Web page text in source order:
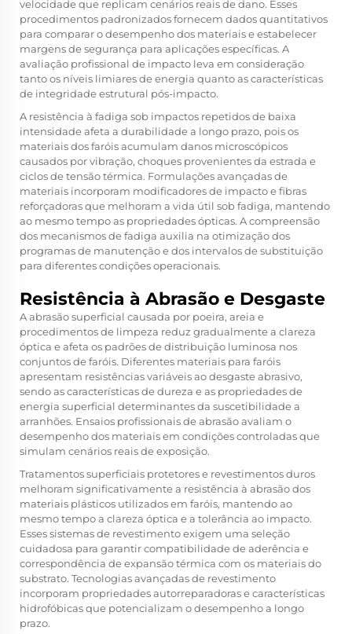
velocidade que replicam cenários reais de dano. Esses
procedimentos padronizados fornecem dados quantitativos
para comparar o desempenho dos materiais e estabelecer
margens de segurança para aplicações específicas. A
avaliação profissional de impacto leva em consideração
tanto os níveis limiares de energia quanto as características
de integridade estrutural pós-impacto.
A resistência à fadiga sob impactos repetidos de baixa
intensidade afeta a durabilidade a longo prazo, pois os
materiais dos faróis acumulam danos microscópicos
causados por vibração, choques provenientes da estrada e
ciclos de tensão térmica. Formulações avançadas de
materiais incorporam modificadores de impacto e fibras
reforçadoras que melhoram a vida útil sob fadiga, mantendo
ao mesmo tempo as propriedades ópticas. A compreensão
dos mecanismos de fadiga auxilia na otimização dos
programas de manutenção e dos intervalos de substituição
para diferentes condições operacionais.
Resistência à Abrasão e Desgaste
A abrasão superficial causada por poeira, areia e
procedimentos de limpeza reduz gradualmente a clareza
óptica e afeta os padrões de distribuição luminosa nos
conjuntos de faróis. Diferentes materiais para faróis
apresentam resistências variáveis ao desgaste abrasivo,
sendo as características de dureza e as propriedades de
energia superficial determinantes da suscetibilidade a
arranhões. Ensaios profissionais de abrasão avaliam o
desempenho dos materiais em condições controladas que
simulam cenários reais de exposição.
Tratamentos superficiais protetores e revestimentos duros
melhoram significativamente a resistência à abrasão dos
materiais plásticos utilizados em faróis, mantendo ao
mesmo tempo a clareza óptica e a tolerância ao impacto.
Esses sistemas de revestimento exigem uma seleção
cuidadosa para garantir compatibilidade de aderência e
correspondência de expansão térmica com os materiais do
substrato. Tecnologias avançadas de revestimento
incorporam propriedades autorreparadoras e características
hidrofóbicas que potencializam o desempenho a longo
prazo.